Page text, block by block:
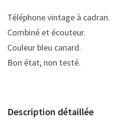
Téléphone vintage à cadran.
Combiné et écouteur.
Couleur bleu canard.
Bon état, non testé.
Description détaillée